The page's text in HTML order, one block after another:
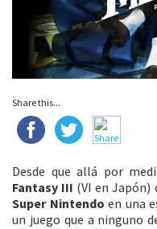
Share this...
Desde que allá por
Fantasy III (VI en
Super Nintendo en una
un juego que a ninguno